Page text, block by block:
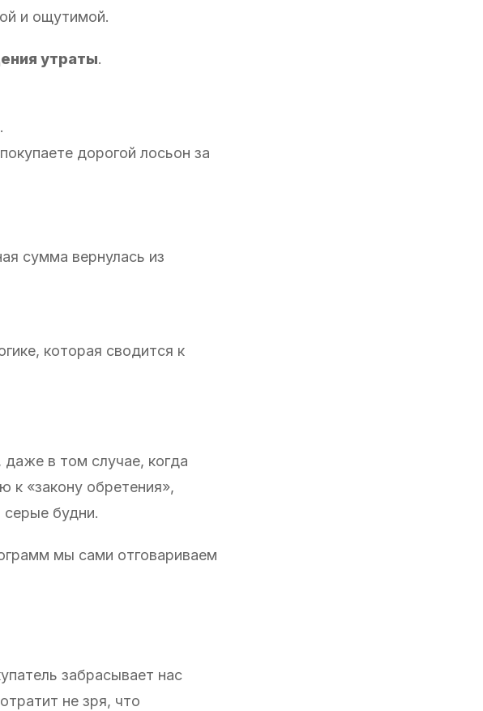
и ощутимой.
утраты.
дорогой лосьон за
сумма вернулась из
которая сводится к
в том случае, когда
к «закону обретения»,
будни.
мы сами отговариваем
забрасывает нас
не зря, что